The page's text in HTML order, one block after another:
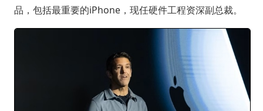
品，包括最重要的iPhone，现任硬件工程资深副总裁。